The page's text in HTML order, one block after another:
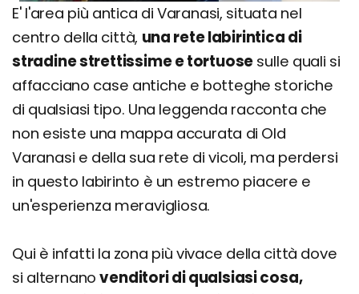
E' l'area più antica di Varanasi, situata nel
centro della città, una rete labirintica di
stradine strettissime e tortuose sulle quali si
affacciano case antiche e botteghe storiche
di qualsiasi tipo. Una leggenda racconta che
non esiste una mappa accurata di Old
Varanasi e della sua rete di vicoli, ma perdersi
in questo labirinto è un estremo piacere e
un'esperienza meravigliosa.
Qui è infatti la zona più vivace della città dove
si alternanovenditori di qualsiasi cosa,